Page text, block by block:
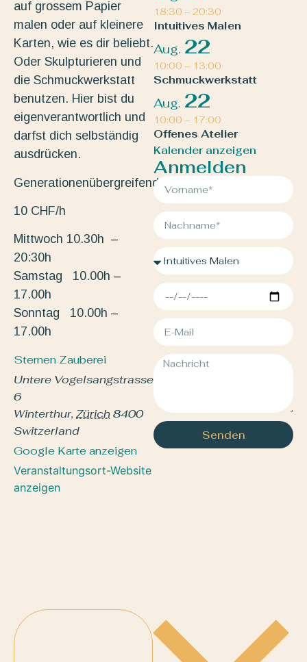
auf grossem Papier
malen oder auf kleinere
Karten, wie es dir beliebt.
Oder Skulpturieren und
die Schmuckwerkstatt
benutzen. Hier bist du
eigenverantwortlich und
darfst dich selbständig
ausdrücken.
Generationenübergreifend.
10 CHF/h
Mittwoch 10.30h –
20:30h
Samstag 10.00h –
17.00h
Sonntag 10.00h –
17.00h
Sternen Zauberei
Untere Vogelsangstrasse
6
Winterthur, Zürich8400
Switzerland
Google Karte anzeigen
Veranstaltungsort-Website
anzeigen
18:30 – 20:30
Intuitives Malen
Aug. 22
10:00 – 13:00
Schmuckwerkstatt
Aug. 22
10:00 – 17:00
Offenes Atelier
Kalender anzeigen
Anmelden
Senden